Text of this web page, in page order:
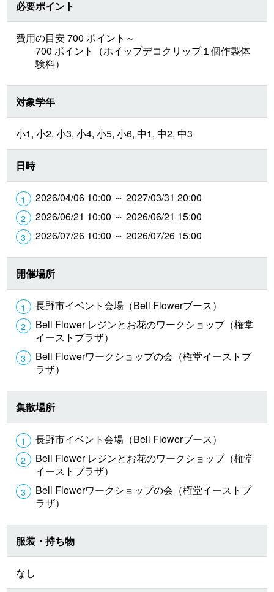
必要ポイント
費用の目安 700 ポイント～
700 ポイント（ホイップデコクリップ１個作製体
験料）
対象学年
小1, 小2, 小3, 小4, 小5, 小6, 中1, 中2, 中3
日時
2026/04/06 10:00 ～ 2027/03/31 20:00
2026/06/21 10:00 ～ 2026/06/21 15:00
2026/07/26 10:00 ～ 2026/07/26 15:00
開催場所
長野市イベント会場（Bell Flowerブース）
Bell Flower レジンとお花のワークショップ（権堂
イーストプラザ）
Bell Flowerワークショップの会（権堂イーストプ
ラザ）
集散場所
長野市イベント会場（Bell Flowerブース）
Bell Flower レジンとお花のワークショップ（権堂
イーストプラザ）
Bell Flowerワークショップの会（権堂イーストプ
ラザ）
服装・持ち物
なし